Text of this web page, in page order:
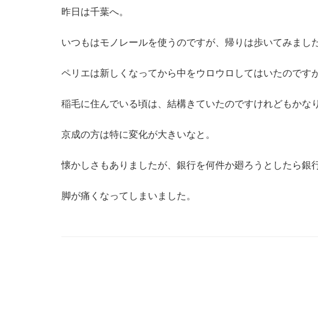
昨日は千葉へ。
いつもはモノレールを使うのですが、帰りは歩いてみました
ペリエは新しくなってから中をウロウロしてはいたのです
稲毛に住んでいる頃は、結構きていたのですけれどもかな
京成の方は特に変化が大きいなと。
懐かしさもありましたが、銀行を何件か廻ろうとしたら銀
脚が痛くなってしまいました。